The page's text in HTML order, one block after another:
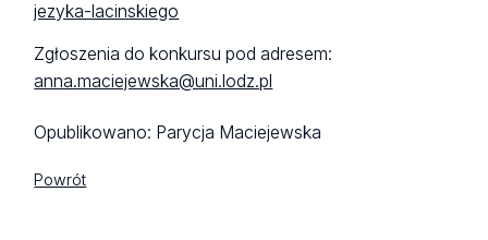
jezyka-lacinskiego
Zgłoszenia do konkursu pod adresem:
anna.maciejewska@uni.lodz.pl
Opublikowano: Parycja Maciejewska
Powrót